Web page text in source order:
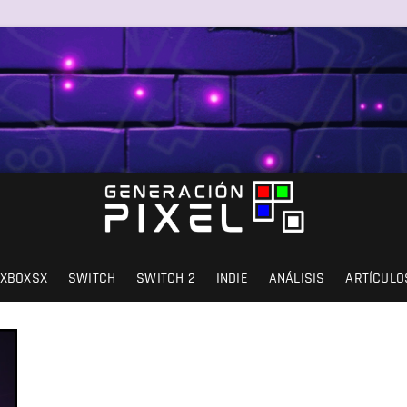
XBOXSX SWITCH SWITCH 2 INDIE ANÁLISIS